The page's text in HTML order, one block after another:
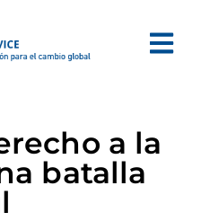
a la
batalla